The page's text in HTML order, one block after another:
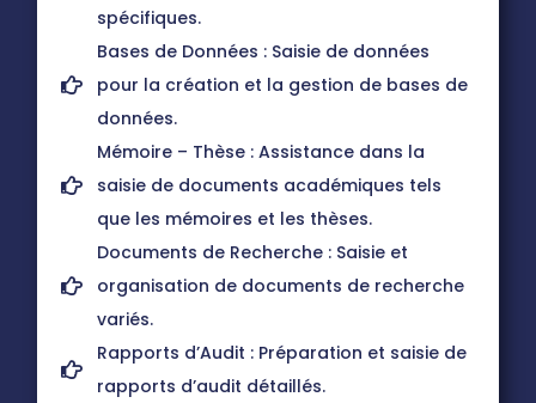
spécifiques.
Bases de Données : Saisie de données
pour la création et la gestion de bases de
données.
Mémoire – Thèse : Assistance dans la
saisie de documents académiques tels
que les mémoires et les thèses.
Documents de Recherche : Saisie et
organisation de documents de recherche
variés.
Rapports d’Audit : Préparation et saisie de
rapports d’audit détaillés.